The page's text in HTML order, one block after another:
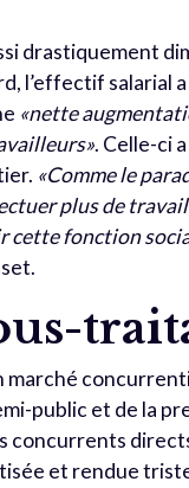
drastiquement
l’effectif salarial
«nette
. Celle-ci
«Comme le
plus de
cette fonction
marché
public et de la
concurrents
et rendue